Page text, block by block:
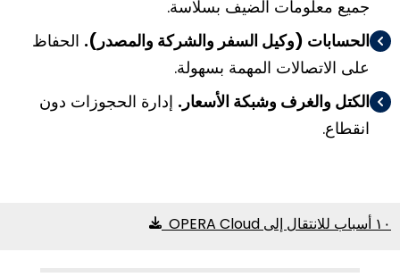
جميع معلومات الضيف بسلاسة.
الحسابات (وكيل السفر والشركة والمصدر). الحفاظ
على الاتصالات المهمة بسهولة.
الكتل والغرف وشبكة الأسعار. إدارة الحجوزات دون
انقطاع.
١٠ أسباب للانتقال إلى OPERA Cloud